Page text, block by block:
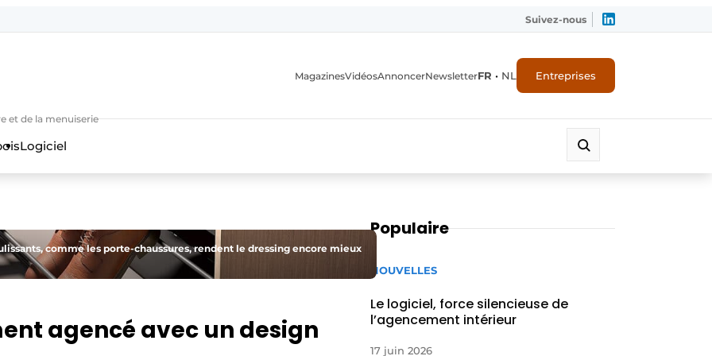
Suivez-nous
et de la menuiserie
MagazinesVidéosAnnoncerNewsletterFR • NL Entreprises
Logiciel
comme les porte-chaussures, rendent le dressing encore mieux
agencé avec un design
Populaire
NOUVELLES
Le logiciel, force silencieuse de
l’agencement intérieur
17 juin 2026